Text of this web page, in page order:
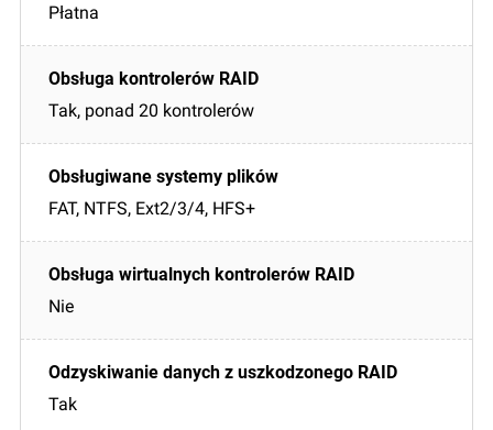
Płatna
Tak, ponad 20 kontrolerów
FAT, NTFS, Ext2/3/4, HFS+
Nie
Tak